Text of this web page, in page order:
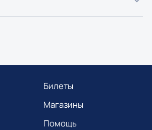
Билеты
Магазины
Помощь